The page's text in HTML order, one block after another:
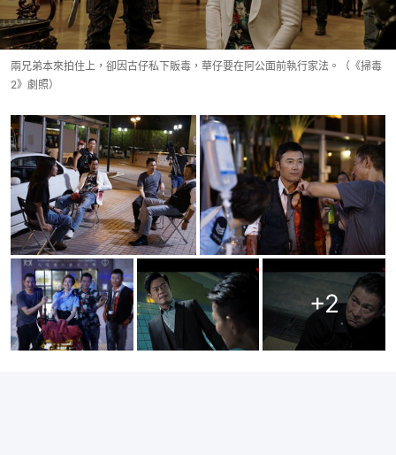
兩兄弟本來拍住上，卻因古仔私下販毒，華仔要在阿公面前執行家法。（《掃毒
2》劇照）
+2